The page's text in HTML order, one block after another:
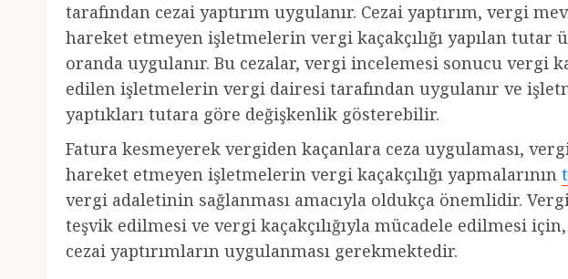
tarafından cezai yaptırım uygulanır. Cezai yaptırım, vergi
hareket etmeyen işletmelerin vergi kaçakçılığı yapılan tutar
oranda uygulanır. Bu cezalar, vergi incelemesi sonucu vergi
edilen işletmelerin vergi dairesi tarafından uygulanır ve
yaptıkları tutara göre değişkenlik gösterebilir.
Fatura kesmeyerek vergiden kaçanlara ceza uygulaması,
hareket etmeyen işletmelerin vergi kaçakçılığı yapmalarının
vergi adaletinin sağlanması amacıyla oldukça önemlidir.
teşvik edilmesi ve vergi kaçakçılığıyla mücadele edilmesi
cezai yaptırımların uygulanması gerekmektedir.